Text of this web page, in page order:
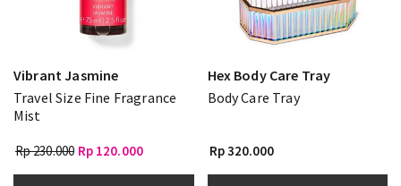
Vibrant Jasmine
Travel Size Fine Fragrance
Mist
Rp 230.000 Rp 120.000
Hex Body Care Tray
Body Care Tray
Rp 320.000